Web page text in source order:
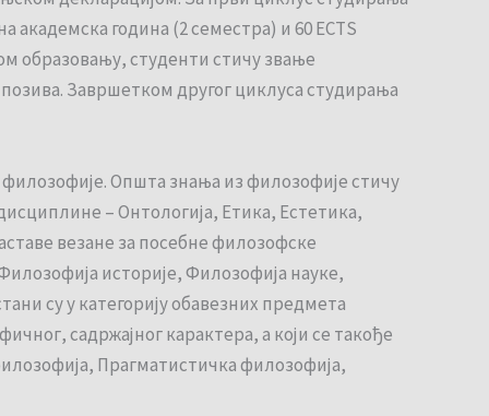
академска година (2 семестра) и 60 ЕСТS
образовању, студенти стичу звање
Завршетком другог циклуса студирања
Општа знања из филозофије стичу
– Онтологија, Етика, Естетика,
везане за посебне филозофске
историје, Филозофија науке,
су у категорију обавезних предмета
садржајног карактера, а који се такође
Прагматистичка филозофија,